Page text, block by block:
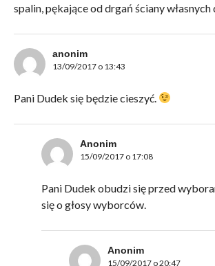
spalin, pękające od drgań ściany własnych
anonim
13/09/2017 o 13:43
Pani Dudek się będzie cieszyć.
Anonim
15/09/2017 o 17:08
Pani Dudek obudzi się przed
się o głosy wyborców.
Anonim
15/09/2017 o 20:47